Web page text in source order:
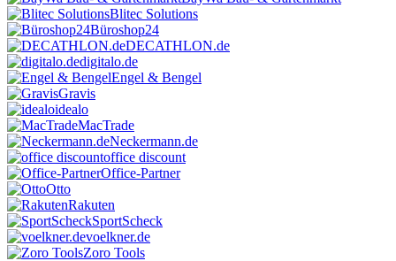
Blitec Solutions
Büroshop24
DECATHLON.de
digitalo.de
Engel & Bengel
Gravis
idealo
MacTrade
Neckermann.de
office discount
Office-Partner
Otto
Rakuten
SportScheck
voelkner.de
Zoro Tools